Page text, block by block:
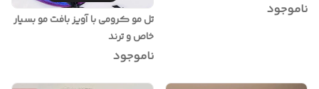
ناموجود
تل مو کرومی با آویز بافت مو بسیار
خاص و ترند
ناموجود